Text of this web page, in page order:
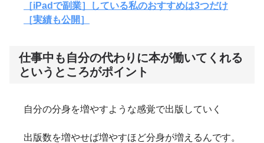
［iPadで副業］している私のおすすめは3つだけ
［実績も公開］
仕事中も自分の代わりに本が働いてくれる
というところがポイント
自分の分身を増やすような感覚で出版していく
出版数を増やせば増やすほど分身が増えるんです。